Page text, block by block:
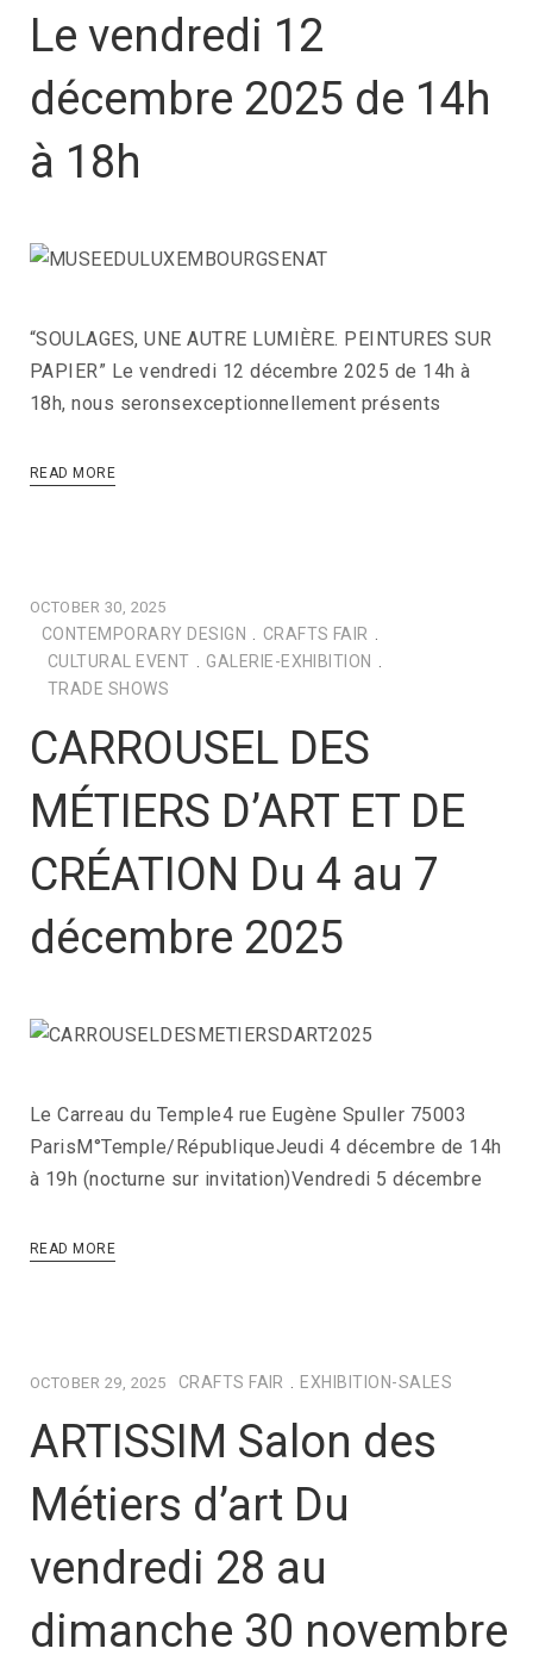
Le vendredi 12
décembre 2025 de 14h
à 18h
“SOULAGES, UNE AUTRE LUMIÈRE. PEINTURES SUR
PAPIER” Le vendredi 12 décembre 2025 de 14h à
18h, nous seronsexceptionnellement présents
READ MORE
OCTOBER 30, 2025
CONTEMPORARY DESIGN CRAFTS FAIR
CULTURAL EVENT
GALERIE-EXHIBITION
TRADE SHOWS
CARROUSEL DES
MÉTIERS D’ART ET DE
CRÉATION Du 4 au 7
décembre 2025
Le Carreau du Temple4 rue Eugène Spuller 75003
ParisM°Temple/RépubliqueJeudi 4 décembre de 14h
à 19h (nocturne sur invitation)Vendredi 5 décembre
READ MORE
OCTOBER 29, 2025 CRAFTS FAIR EXHIBITION-SALES
ARTISSIM Salon des
Métiers d’art Du
vendredi 28 au
dimanche 30 novembre